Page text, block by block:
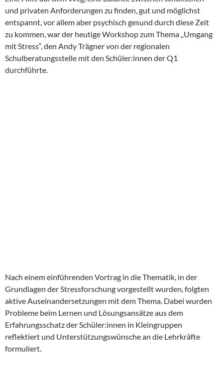
und privaten Anforderungen zu finden, gut und möglichst
entspannt, vor allem aber psychisch gesund durch diese Zeit
zu kommen, war der heutige Workshop zum Thema „Umgang
mit Stress“, den Andy Trägner von der regionalen
Schulberatungsstelle mit den Schüler:innen der Q1
durchführte.
Nach einem einführenden Vortrag in die Thematik, in der
Grundlagen der Stressforschung vorgestellt wurden, folgten
aktive Auseinandersetzungen mit dem Thema. Dabei wurden
Probleme beim Lernen und Lösungsansätze aus dem
Erfahrungsschatz der Schüler:innen in Kleingruppen
reflektiert und Unterstützungswünsche an die Lehrkräfte
formuliert.